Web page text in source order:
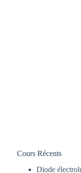
Cours Récents
Diode